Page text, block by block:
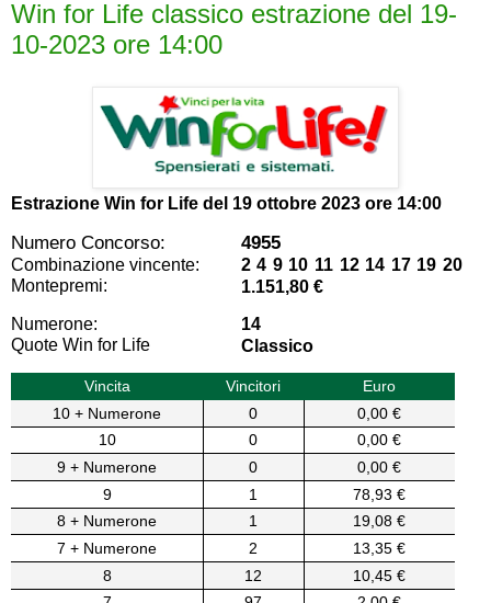
Win for Life classico estrazione del 19-
10-2023 ore 14:00
Estrazione Win for Life del 19 ottobre 2023 ore 14:00
Numero Concorso: 4955
Combinazione vincente:
2 4 9 10 11 12 14 17 19 20
Montepremi:
1.151,80 €
Numerone:
14
Quote Win for Life
Classico
Vincita Vincitori
Euro
10 + Numerone
0
0,00 €
10
0
0,00 €
9 + Numerone
0
0,00 €
9
1
78,93 €
8 + Numerone
1
19,08 €
7 + Numerone
2
13,35 €
8
12
10,45 €